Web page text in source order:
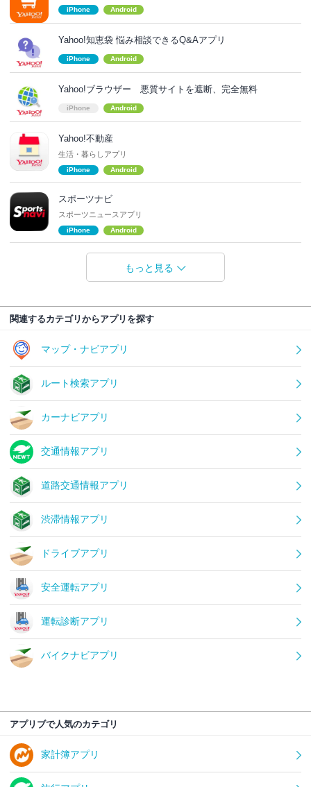
iPhone Android
Yahoo!知恵袋 悩み相談できるQ&Aアプリ
iPhone Android
Yahoo!ブラウザー 悪質サイトを遮断、完全無料
iPhone Android
Yahoo!不動産
生活・暮らしアプリ
iPhone Android
スポーツナビ
スポーツニュースアプリ
iPhone Android
もっと見る
関連するカテゴリからアプリを探す
マップ・ナビアプリ
ルート検索アプリ
カーナビアプリ
交通情報アプリ
道路交通情報アプリ
渋滞情報アプリ
ドライブアプリ
安全運転アプリ
運転診断アプリ
バイクナビアプリ
アプリブで人気のカテゴリ
家計簿アプリ